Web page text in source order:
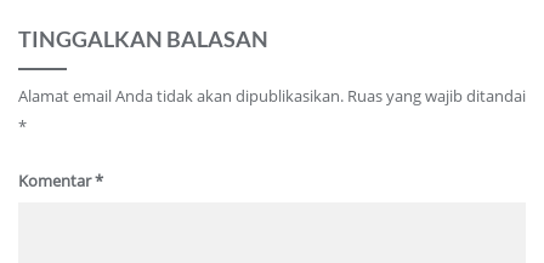
TINGGALKAN BALASAN
Alamat email Anda tidak akan dipublikasikan. Ruas yang wajib ditandai
*
Komentar*